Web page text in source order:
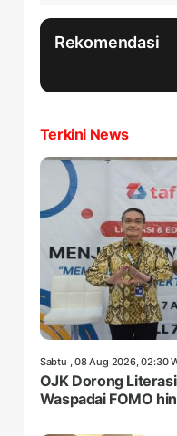
Rekomendasi
Terkini News
Sabtu , 08 Aug 2026, 02:30
OJK Dorong
Waspadai FOMO